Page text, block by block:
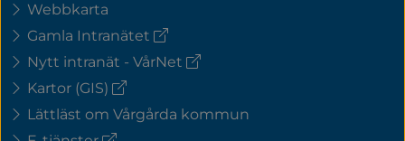
Webbkarta
Gamla Intranätet (extern
Nytt intranät - VårNet (extern
Kartor (GIS) (extern
länk)
Lättläst om Vårgårda kommun